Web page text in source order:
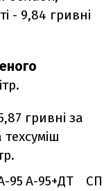
- 9,84 гривні
гривні за
95 А-95+ДТ